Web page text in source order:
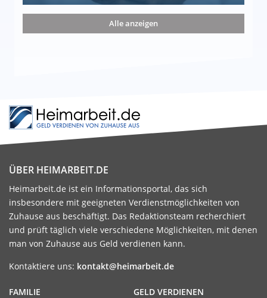
die 15 besten Möglichkeiten
Alle anzeigen
ÜBER HEIMARBEIT.DE
Heimarbeit.de ist ein Informationsportal, das sich
insbesondere mit geeigneten Verdienstmöglichkeiten von
Zuhause aus beschäftigt. Das Redaktionsteam recherchiert
und prüft täglich viele verschiedene Möglichkeiten, mit denen
man von Zuhause aus Geld verdienen kann.
Kontaktiere uns: kontakt@heimarbeit.de
GELD VERDIENEN
FAMILIE